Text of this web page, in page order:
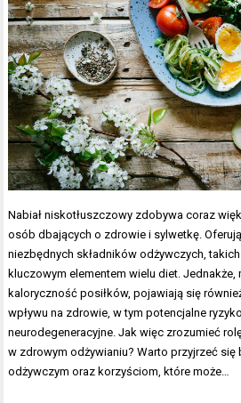
Nabiał niskotłuszczowy zdobywa coraz
osób dbających o zdrowie i sylwetkę.
niezbędnych składników odżywczych,
kluczowym elementem wielu diet.
kaloryczność posiłków, pojawiają się
wpływu na zdrowie, w tym potencjalne
neurodegeneracyjne. Jak więc zrozumieć
w zdrowym odżywianiu? Warto przyjrzeć
odżywczym oraz korzyściom, które może…